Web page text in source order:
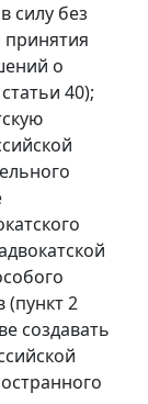
силу без
принятия
о
40);
(пункт 2
создавать